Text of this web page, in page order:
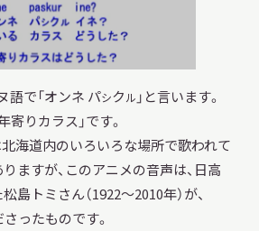
語で「オンネ パシクル 」と言います。
寄りカラス」です。
北海道内のいろいろな場所で歌われて
ますが、このアニメの音声は、日高
島トミさん（1922～2010年）が、
ったものです。